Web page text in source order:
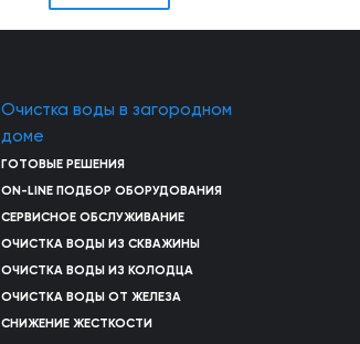
Очистка воды в загородном
доме
ГОТОВЫЕ РЕШЕНИЯ
ON-LINE ПОДБОР ОБОРУДОВАНИЯ
СЕРВИСНОЕ ОБСЛУЖИВАНИЕ
ОЧИСТКА ВОДЫ ИЗ СКВАЖИНЫ
ОЧИСТКА ВОДЫ ИЗ КОЛОДЦА
ОЧИСТКА ВОДЫ ОТ ЖЕЛЕЗА
СНИЖЕНИЕ ЖЕСТКОСТИ